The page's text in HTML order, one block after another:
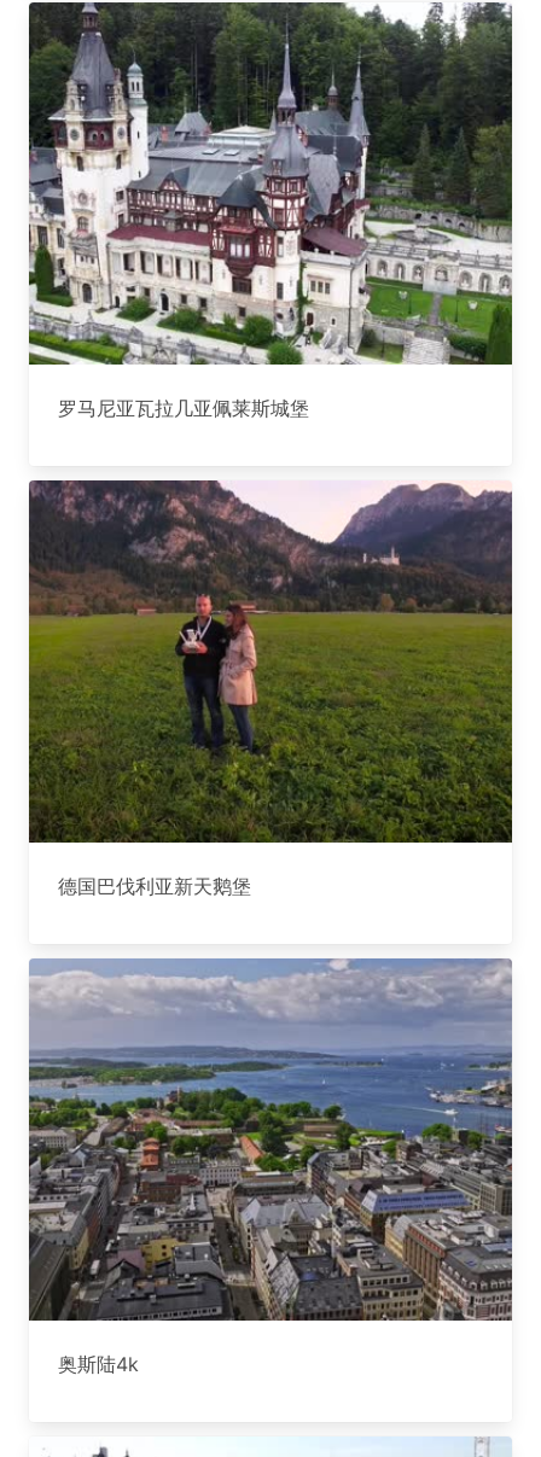
罗马尼亚瓦拉几亚佩莱斯城堡
德国巴伐利亚新天鹅堡
奥斯陆4k